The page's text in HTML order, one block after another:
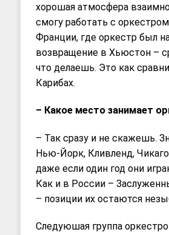
хорошая атмосфера
смогу работать с
Франции, где оркестр был
возвращение в Хьюстон –
что делаешь. Это как
Карибах.
– Какое место занимает
– Так сразу и не скажешь.
Нью-Йорк, Кливленд,
даже если один год они
Как и в России –
– позиции их остаются
Следуюшая группа